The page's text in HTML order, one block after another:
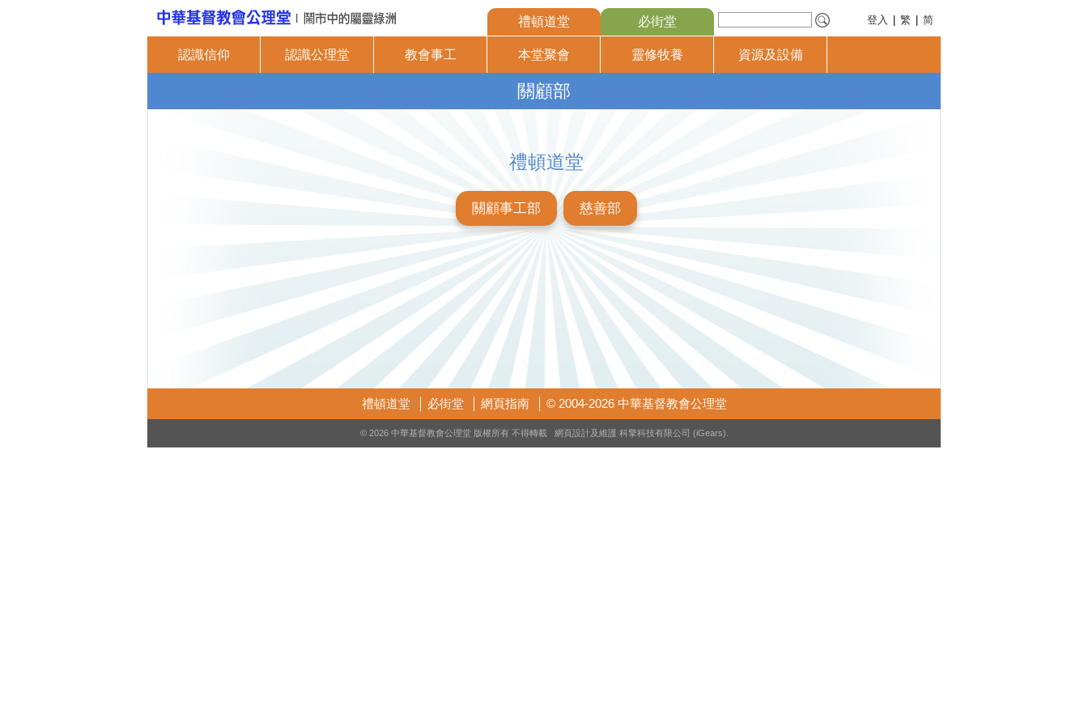
禮頓道堂 必街堂 登入 繁 简
認識信仰 認識公理堂 教會事工 本堂聚會 靈修牧養 資源及設備
關顧部
禮頓道堂
關顧事工部 慈善部
禮頓道堂 必街堂 網頁指南 © 2004-2026 中華基督教會公理堂
© 2026 中華基督教會公理堂 版權所有 不得轉載 網頁設計及維護 科擎科技有限公司 (iGears)